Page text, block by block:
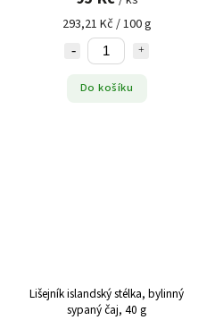
293,21 Kč / 100 g
Do košíku
Lišejník islandský stélka, bylinný
sypaný čaj, 40 g